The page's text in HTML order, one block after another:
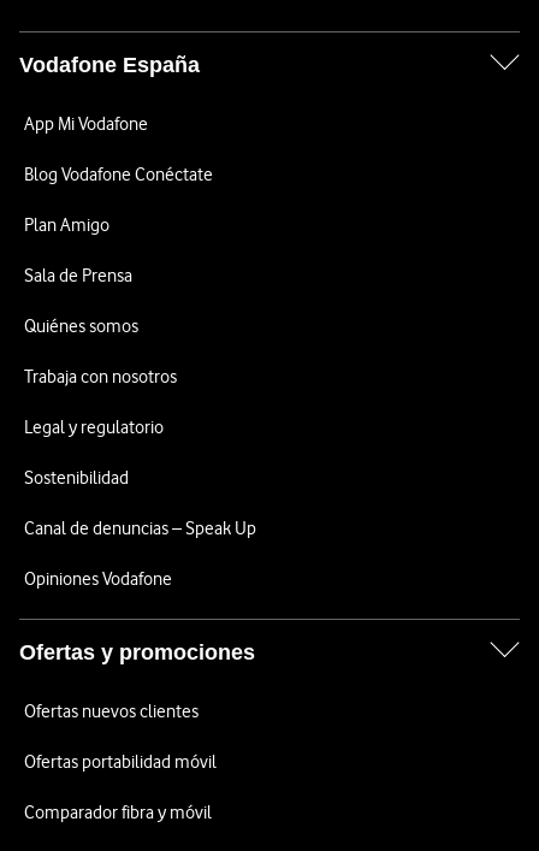
Vodafone España
App Mi Vodafone
Blog Vodafone Conéctate
Plan Amigo
Sala de Prensa
Quiénes somos
Trabaja con nosotros
Legal y regulatorio
Sostenibilidad
Canal de denuncias – Speak Up
Opiniones Vodafone
Ofertas y promociones
Ofertas nuevos clientes
Ofertas portabilidad móvil
Comparador fibra y móvil